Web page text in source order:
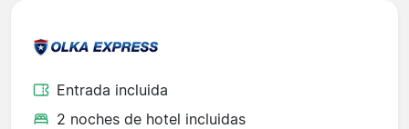
Entrada incluida
2 noches de hotel incluidas